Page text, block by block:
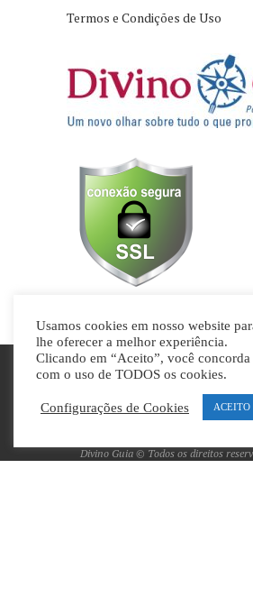
Termos e Condições de Uso
Divino Guia © Todos os direitos
Usamos cookies em nosso website
lhe oferecer a melhor experiência.
Clicando em “Aceito”, você concorda
com o uso de TODOS os cookies.
Configurações de Cookies ACEITO